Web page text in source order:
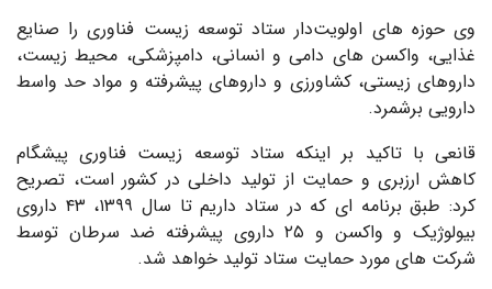
وی حوزه های اولویت‌دار ستاد توسعه زیست فناوری را صنایع
غذایی، واکسن های دامی و انسانی، دامپزشکی، محیط زیست،
داروهای زیستی، کشاورزی و داروهای پیشرفته و مواد حد واسط
دارویی برشمرد.
قانعی با تاکید بر اینکه ستاد توسعه زیست فناوری پیشگام
کاهش ارزبری و حمایت از تولید داخلی در کشور است، تصریح
کرد: طبق برنامه ای که در ستاد داریم تا سال ۱۳۹۹، ۴۳ داروی
بیولوژیک و واکسن و ۲۵ داروی پیشرفته ضد سرطان توسط
شرکت های مورد حمایت ستاد تولید خواهد شد.